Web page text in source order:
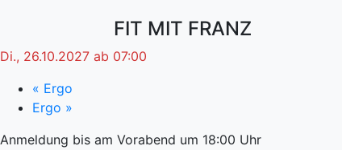
FIT MIT FRANZ
Di., 26.10.2027 ab 07:00
« Ergo
Ergo »
Anmeldung bis am Vorabend um 18:00 Uhr